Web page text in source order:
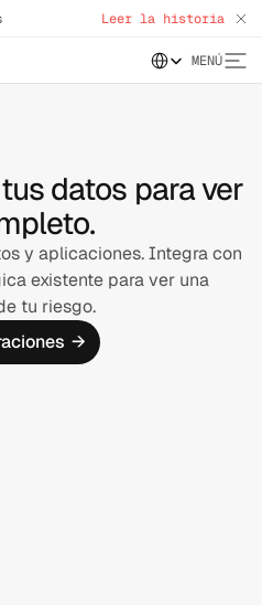
Leer la historia
Select Language
MENÚ
datos para ver
y aplicaciones. Integra con
existente para ver una
tu riesgo.
→